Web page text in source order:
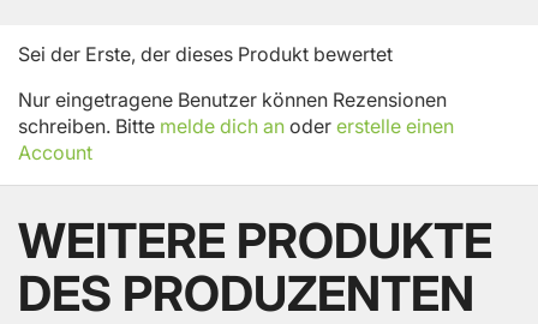
Sei der Erste, der dieses Produkt bewertet
Nur eingetragene Benutzer können Rezensionen
schreiben. Bitte melde dich an oder erstelle einen
Account
WEITERE PRODUKTE
DES PRODUZENTEN